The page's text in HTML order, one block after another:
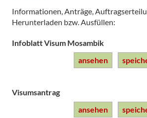
Informationen, Anträge,
Herunterladen bzw. Ausfüllen:
Infoblatt Visum Mosambik
ansehen
Visumsantrag
ansehen